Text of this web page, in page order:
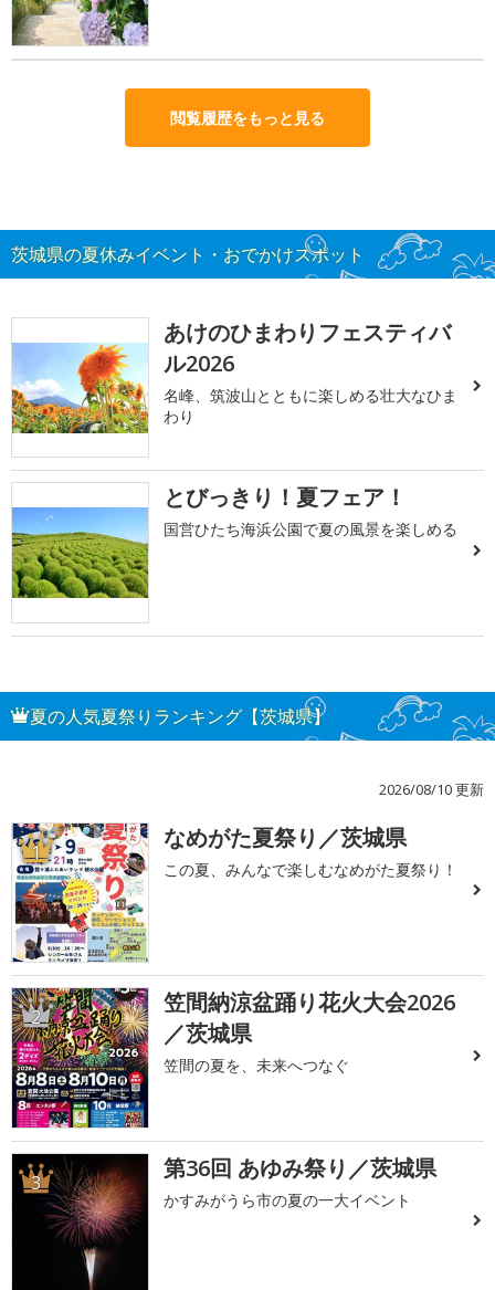
閲覧履歴をもっと見る
茨城県の夏休みイベント・おでかけスポット
あけのひまわりフェスティバ
ル2026
名峰、筑波山とともに楽しめる壮大なひま
わり
とびっきり！夏フェア！
国営ひたち海浜公園で夏の風景を楽しめる
夏の人気夏祭りランキング【茨城県】
2026/08/10 更新
1 なめがた夏祭り／茨城県
この夏、みんなで楽しむなめがた夏祭り！
2
笠間納涼盆踊り花火大会2026
／茨城県
笠間の夏を、未来へつなぐ
3 第36回 あゆみ祭り／茨城県
かすみがうら市の夏の一大イベント